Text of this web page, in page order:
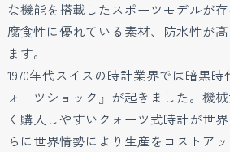
な機能を搭載したスポーツモデルが存
腐食性に優れている素材、防水性が
ます。
1970年代スイスの時計業界では暗黒
ォーツショック』が起きました。機
く購入しやすいクォーツ式時計が世
らに世界情勢により生産をコストア